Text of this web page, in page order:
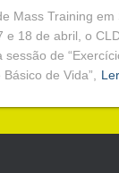
Mass Training em
e 18 de abril, o
sessão de
de Vida”,